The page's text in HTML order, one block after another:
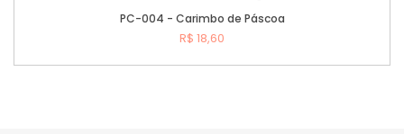
PC-004 - Carimbo de Páscoa
R$ 18,60